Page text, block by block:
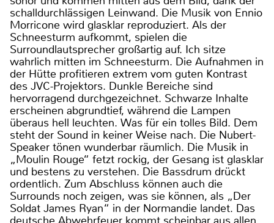
schalldurchlässigen Leinwand. Die Musik von Ennio
Morricone wird glasklar reproduziert. Als der
Schneesturm aufkommt, spielen die
Surroundlautsprecher großartig auf. Ich sitze
wahrlich mitten im Schneesturm. Die Aufnahmen in
der Hütte profitieren extrem vom guten Kontrast
des JVC-Projektors. Dunkle Bereiche sind
hervorragend durchgezeichnet. Schwarze Inhalte
erscheinen abgrundtief, während die Lampen
überaus hell leuchten. Was für ein tolles Bild. Dem
steht der Sound in keiner Weise nach. Die Nubert-
Speaker tönen wunderbar räumlich. Die Musik in
„Moulin Rouge“ fetzt rockig, der Gesang ist glasklar
und bestens zu verstehen. Die Bassdrum drückt
ordentlich. Zum Abschluss können auch die
Surrounds noch zeigen, was sie können, als „Der
Soldat James Ryan“ in der Normandie landet. Das